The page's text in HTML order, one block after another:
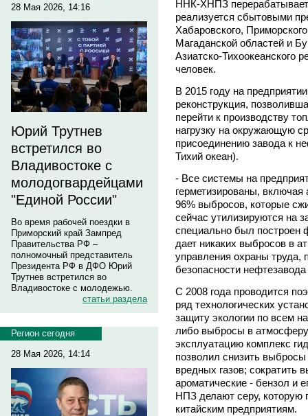
28 Мая 2026, 14:16
Юрий Трутнев
встретился во
Владивостоке с
молодогвардейцами
"Единой России"
Во время рабочей поездки в
Приморский край Зампред
Правительства РФ –
полномочный представитель
Президента РФ в ДФО Юрий
Трутнев встретился во
Владивостоке с молодежью.
статьи раздела
Регион сегодня
28 Мая 2026, 14:14
ННК-ХНПЗ
реализуется сбытовыми
Хабаровского,
Магаданской областей и
Азиатско-Тихоокеанского
человек.
В 2015 году на
реконструкция,
перейти к производству
нагрузку на окружающую
присоединению завода к
Тихий океан).
- Все системы на
герметизированы, включая
96% выбросов, которые
сейчас утилизируются на
специально был построен
дает никаких выбросов в
управления охраны труда,
безопасности
С 2008 года проводится
ряд технологических
защиту экологии по всем
либо выбросы в
эксплуатацию комплекс
позволил снизить
вредных газов; сократить
ароматические - бензол и
НПЗ делают серу, которую
китайским предприятиям.